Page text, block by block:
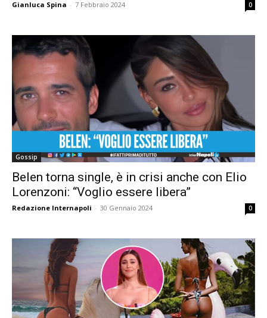
Gianluca Spina - 7 Febbraio 2024 0
Gossip
Belen torna single, è in crisi anche con Elio
Lorenzoni: “Voglio essere libera”
Redazione Internapoli - 30 Gennaio 2024 0